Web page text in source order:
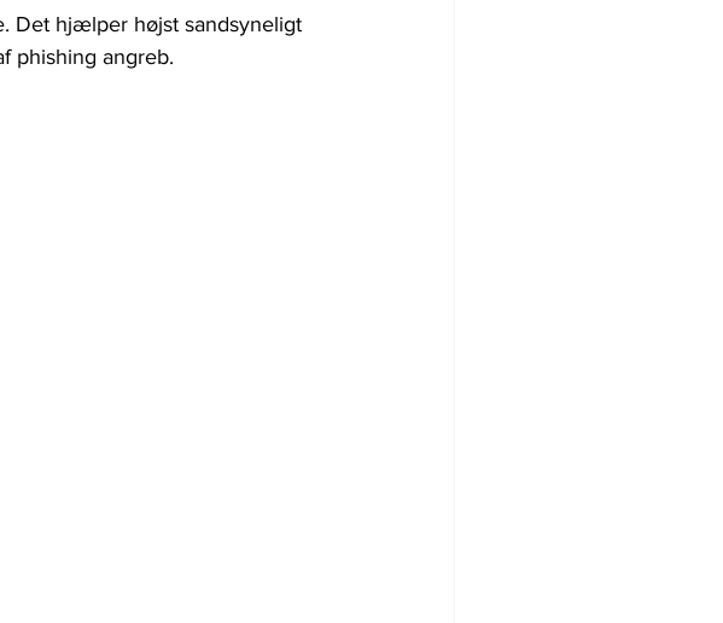
Det hjælper højst sandsyneligt
phishing angreb.